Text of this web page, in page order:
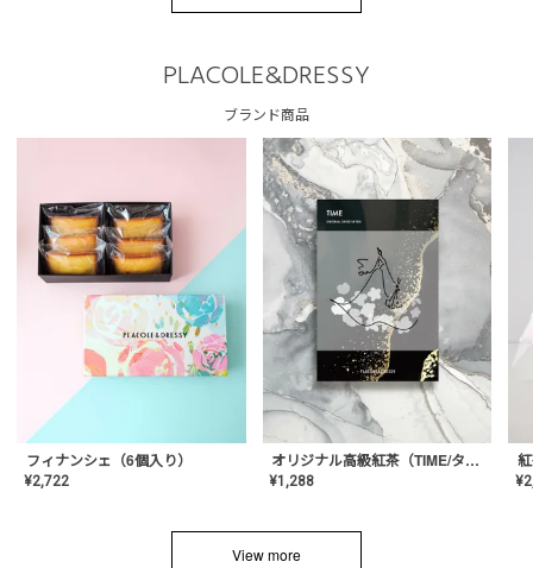
PLACOLE&DRESSY
ブランド商品
フィナンシェ（6個入り）
¥2,722
オリジナル高級紅茶（TIME/タイム）【ギフト/プチギフト/プレゼント/内祝い/結婚式/オリジナル配合/高品質/ハーブティー/茶葉/記念日/お返し/手土産/美容/おしゃれ】
¥1,288 ¥
View more